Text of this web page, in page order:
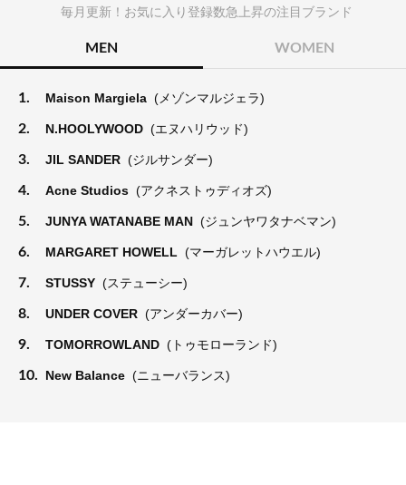
毎月更新！お気に入り登録数急上昇の注目ブランド
MEN WOMEN
1. Maison Margiela (メゾンマルジェラ)
2. N.HOOLYWOOD (エヌハリウッド)
3. JIL SANDER (ジルサンダー)
4. Acne Studios (アクネストゥディオズ)
5. JUNYA WATANABE MAN (ジュンヤワタナベマン)
6. MARGARET HOWELL (マーガレットハウエル)
7. STUSSY (ステューシー)
8. UNDER COVER (アンダーカバー)
9. TOMORROWLAND (トゥモローランド)
10. New Balance (ニューバランス)